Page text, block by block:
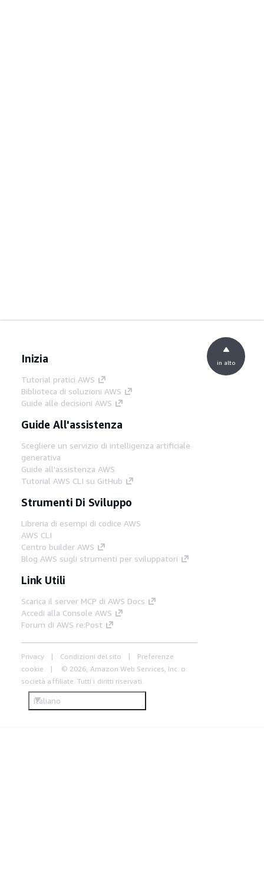
Inizia
Tutorial pratici AWS
Biblioteca di soluzioni AWS
Guide alle decisioni AWS
Guide All'assistenza
Scegliere un servizio di intelligenza artificiale
generativa
Guide all'assistenza AWS
Tutorial AWS CLI su GitHub
Strumenti Di Sviluppo
Libreria di esempi di codice AWS
AWS CLI
Centro builder AWS
Blog AWS sugli strumenti per sviluppatori
Link Utili
Scarica il server MCP di AWS Docs
Accedi alla Console AWS
Forum di AWS re:Post
Privacy Condizioni del sito
Preferenze
cookie
© 2026, Amazon Web Services, Inc. o
società affiliate. Tutti i diritti riservati.
Italiano
in alto